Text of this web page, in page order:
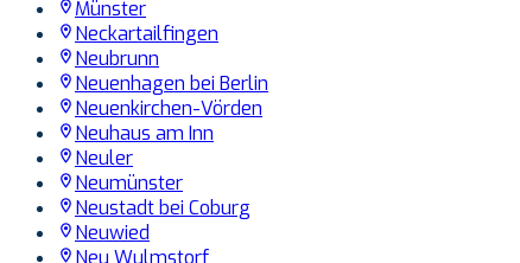
Münster
Neckartailfingen
Neubrunn
Neuenhagen bei Berlin
Neuenkirchen-Vörden
Neuhaus am Inn
Neuler
Neumünster
Neustadt bei Coburg
Neuwied